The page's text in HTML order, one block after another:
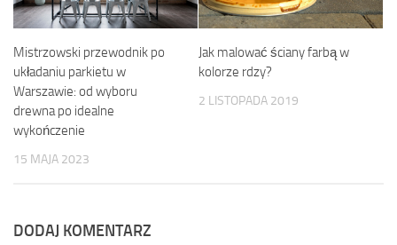
Mistrzowski przewodnik po
układaniu parkietu w
Warszawie: od wyboru
drewna po idealne
wykończenie
15 MAJA 2023
Jak malować ściany farbą w
kolorze rdzy?
2 LISTOPADA 2019
DODAJ KOMENTARZ